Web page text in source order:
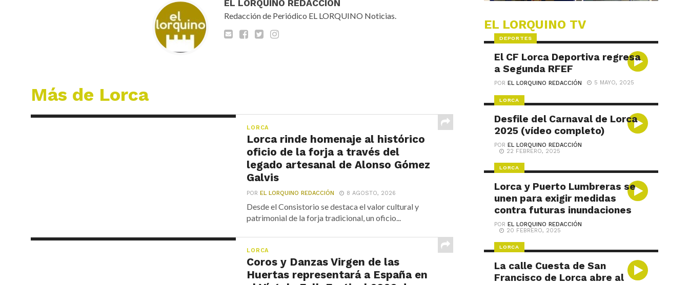
EL LORQUINO REDACCIÓN
Redacción de Periódico EL LORQUINO Noticias.
Más de Lorca
LORCA
Lorca rinde homenaje al histórico
oficio de la forja a través del
legado artesanal de Alonso Gómez
Galvis
POREL LORQUINO REDACCIÓN 8 AGOSTO, 2026
Desde el Consistorio se destaca el valor cultural y
patrimonial de la forja tradicional, un oficio...
LORCA
Coros y Danzas Virgen de las
Huertas representará a España en
EL LORQUINO TV
DEPORTES
El CF Lorca Deportiva regresa
a Segunda RFEF
POREL LORQUINO REDACCIÓN 5 MAYO, 2025
LORCA
Desfile del Carnaval de Lorca
2025 (vídeo completo)
POREL LORQUINO REDACCIÓN
22 FEBRERO, 2025
LORCA
Lorca y Puerto Lumbreras se
unen para exigir medidas
contra futuras inundaciones
POREL LORQUINO REDACCIÓN
20 FEBRERO, 2025
LORCA
La calle Cuesta de San
Francisco de Lorca abre al